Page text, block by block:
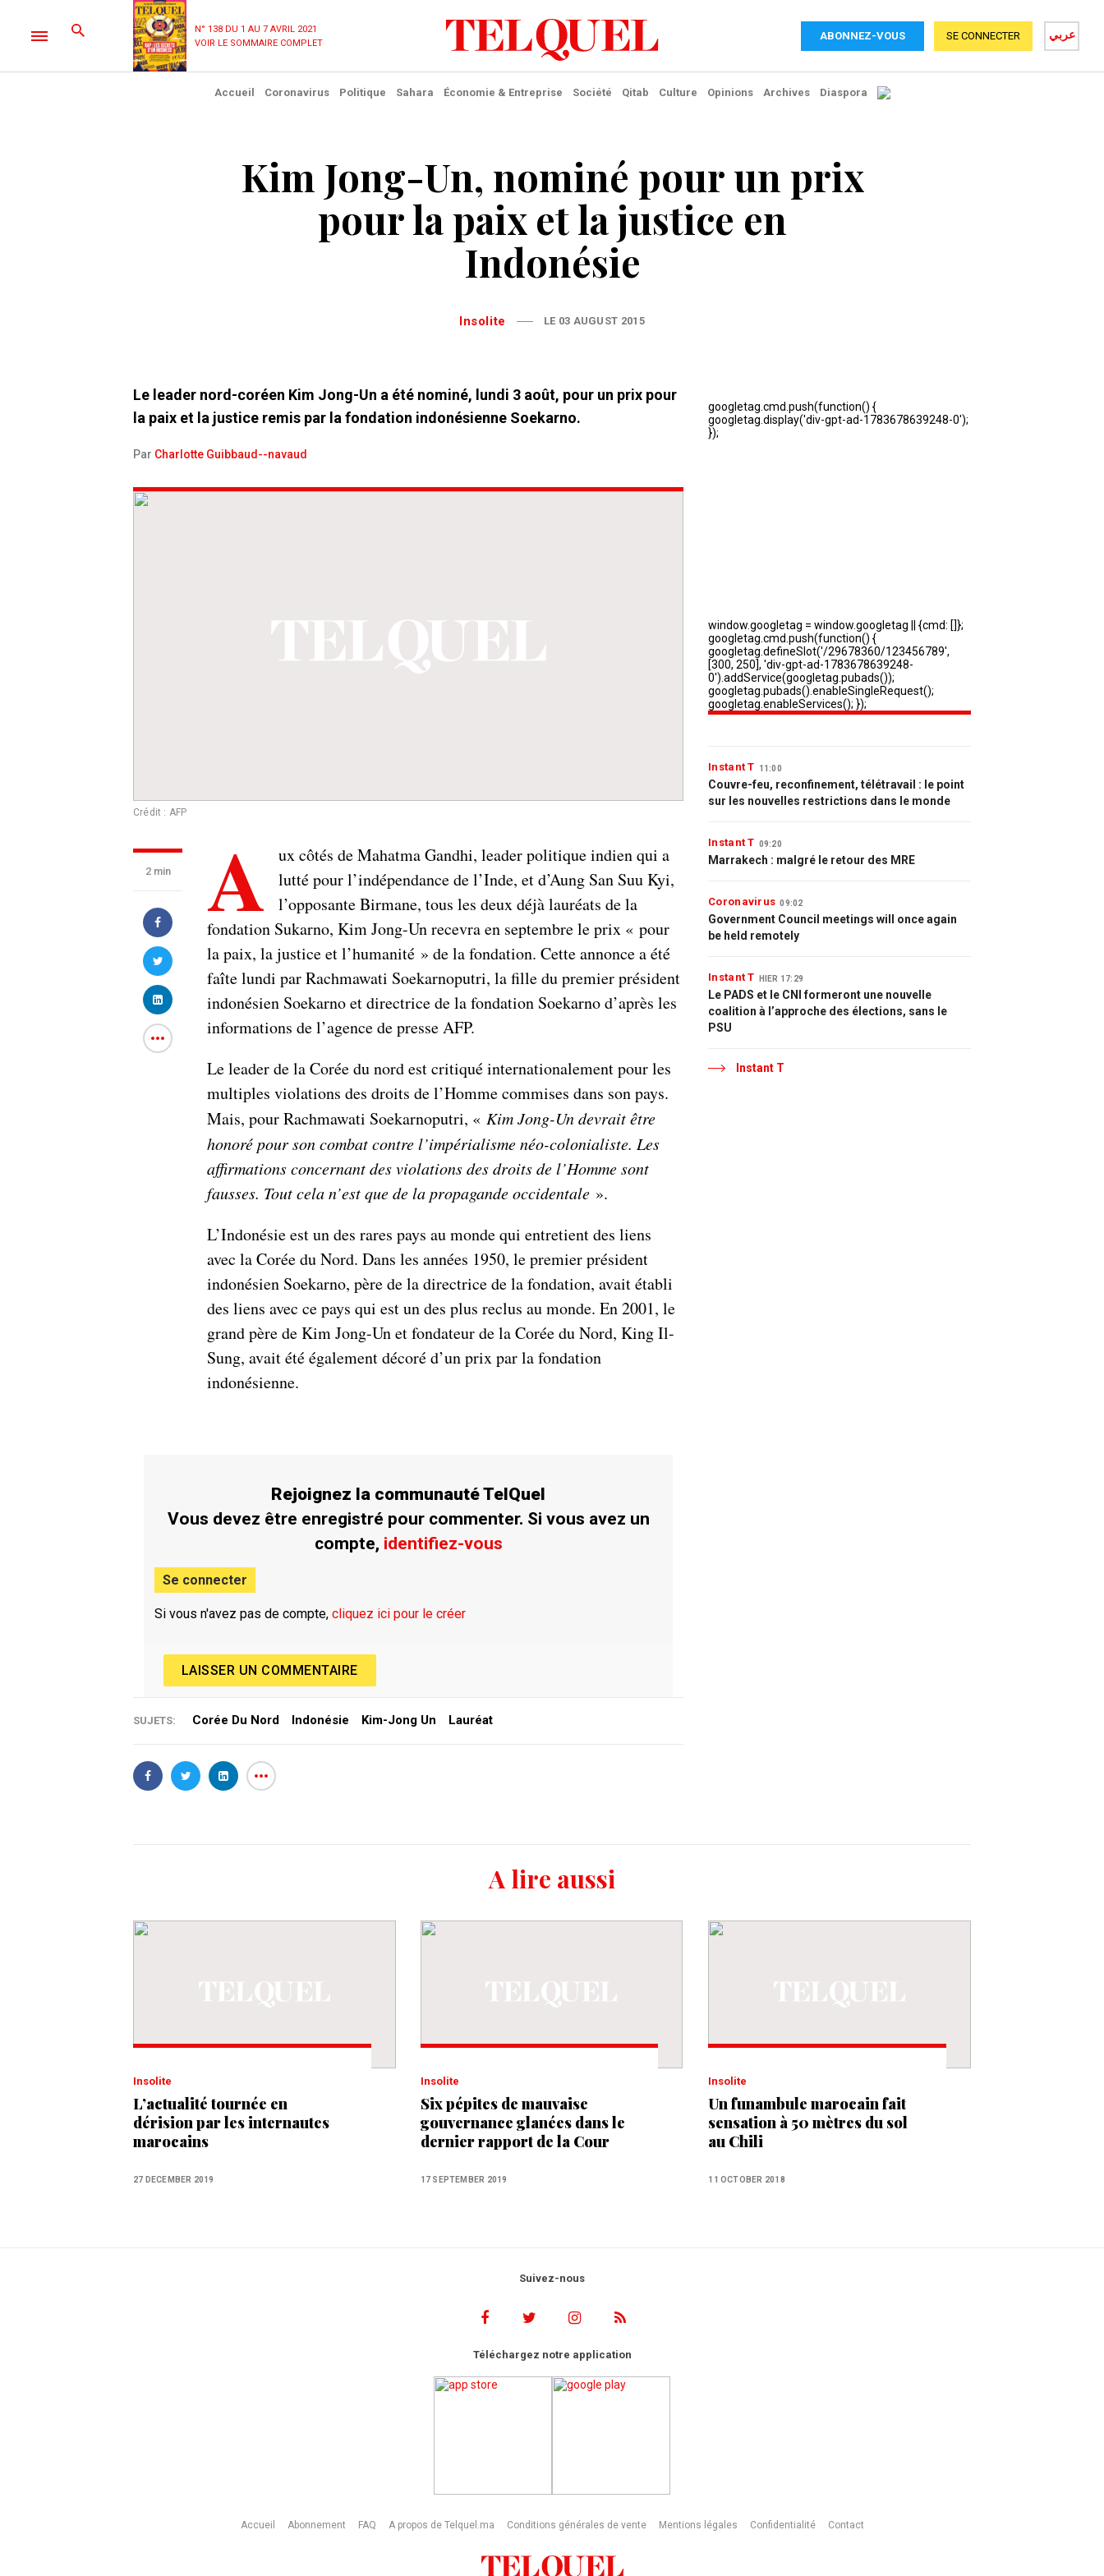
N° 138 DU 1 AU 7 AVRIL 2021
VOIR LE SOMMAIRE COMPLET
ABONNEZ-VOUS عربي SE CONNECTER
Accueil Coronavirus Politique Sahara Économie & Entreprise Société Qitab Culture Opinions Archives Diaspora
Kim Jong-Un, nominé pour un prix
pour la paix et la justice en
Indonésie
Insolite LE 03 AUGUST 2015
Le leader nord-coréen Kim Jong-Un a été nominé, lundi 3 août, pour un prix pour
la paix et la justice remis par la fondation indonésienne Soekarno.
Par Charlotte Guibbaud--navaud
Crédit : AFP
2 min A
ux côtés de Mahatma Gandhi, leader politique indien qui a
lutté pour l’indépendance de l’Inde, et d’Aung San Suu Kyi,
l’opposante Birmane, tous les deux déjà lauréats de la
fondation Sukarno, Kim Jong-Un recevra en septembre le prix « pour
la paix, la justice et l’humanité » de la fondation. Cette annonce a été
faîte lundi par Rachmawati Soekarnoputri, la fille du premier président
indonésien Soekarno et directrice de la fondation Soekarno d’après les
informations de l’agence de presse AFP.
Le leader de la Corée du nord est critiqué internationalement pour les
multiples violations des droits de l’Homme commises dans son pays.
Mais, pour Rachmawati Soekarnoputri, « Kim Jong-Un devrait être
honoré pour son combat contre l’impérialisme néo-colonialiste. Les
affirmations concernant des violations des droits de l’Homme sont
fausses. Tout cela n’est que de la propagande occidentale ».
L’Indonésie est un des rares pays au monde qui entretient des liens
avec la Corée du Nord. Dans les années 1950, le premier président
indonésien Soekarno, père de la directrice de la fondation, avait établi
des liens avec ce pays qui est un des plus reclus au monde. En 2001, le
grand père de Kim Jong-Un et fondateur de la Corée du Nord, King Il-
Sung, avait été également décoré d’un prix par la fondation
indonésienne.
Rejoignez la communauté TelQuel
Vous devez être enregistré pour commenter. Si vous avez un
compte, identifiez-vous
Se connecter
Si vous n'avez pas de compte,cliquez ici pour le créer
LAISSER UN COMMENTAIRE
SUJETS: Corée Du Nord Indonésie Kim-Jong Un Lauréat
Instant T 11:00
Couvre-feu, reconfinement, télétravail : le point
sur les nouvelles restrictions dans le monde
Instant T 09:20
Marrakech : malgré le retour des MRE
Coronavirus 09:02
Government Council meetings will once again
be held remotely
Instant T HIER 17:29
Le PADS et le CNI formeront une nouvelle
coalition à l’approche des élections, sans le
PSU
Instant T
A lire aussi
Insolite
L’actualité tournée en
dérision par les internautes
marocains
27 DECEMBER 2019
Insolite
Six pépites de mauvaise
gouvernance glanées dans le
dernier rapport de la Cour
17 SEPTEMBER 2019
Insolite
Un funambule marocain fait
sensation à 50 mètres du sol
au Chili
11 OCTOBER 2018
Suivez-nous
Téléchargez notre application
Accueil Abonnement FAQ A propos de Telquel.ma Conditions générales de vente Mentions légales Confidentialité Contact